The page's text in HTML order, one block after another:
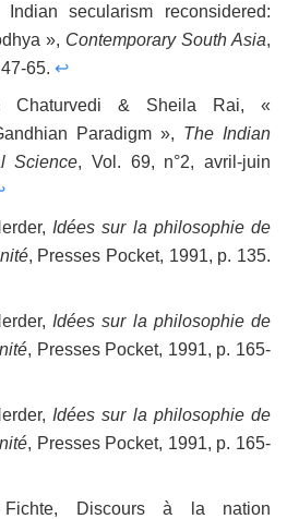
secularism recon­sidered:
», Contemporary South Asia,
65. ↩
Chaturvedi & Sheila Rai, «
Paradigm », The Indian
Science, Vol. 69, n°2, avril-juin
Idées sur la philosophie de
, Presses Pocket, 1991, p. 135.
Idées sur la philosophie de
, Presses Pocket, 1991, p. 165-
Idées sur la philosophie de
, Presses Pocket, 1991, p. 165-
Fichte, Discours à la nation